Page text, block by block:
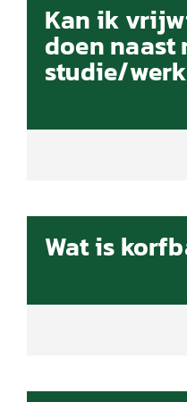
Kan ik
doen naast
studie/
Wat is